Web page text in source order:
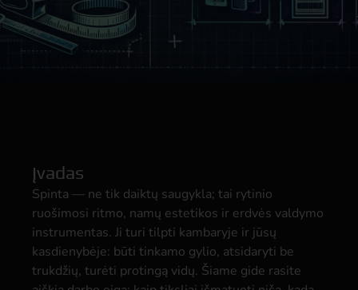
Įvadas
Spinta — ne tik daiktų saugykla; tai rytinio
ruošimosi ritmo, namų estetikos ir erdvės valdymo
instrumentas. Ji turi tilpti kambaryje ir jūsų
kasdienybėje: būti tinkamo gylio, atsidaryti be
trukdžių, turėti protingą vidų. Šiame gide rasite